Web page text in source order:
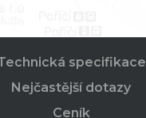
specifikace
Nejčastější dotazy
Ceník